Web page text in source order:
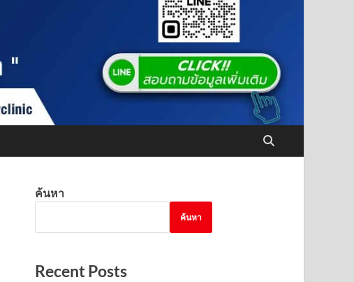
ค้นหา
ค้นหา
Recent Posts